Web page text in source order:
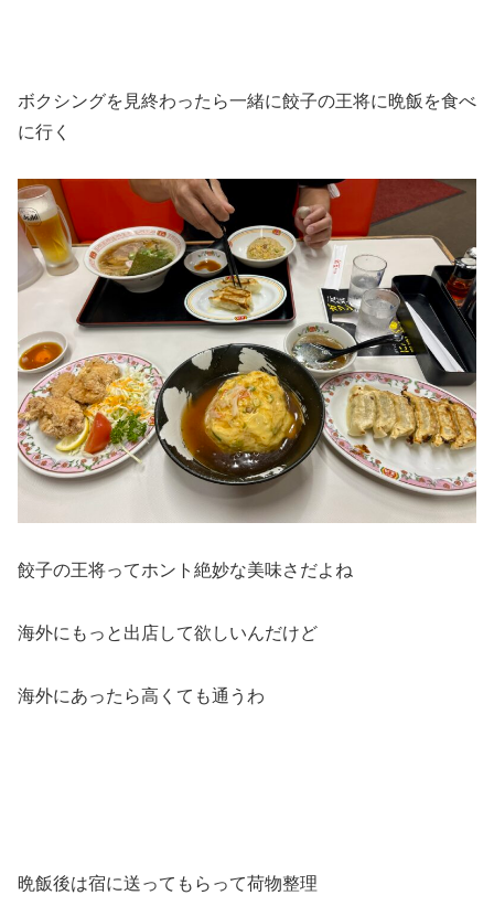
ボクシングを見終わったら一緒に餃子の王将に晩飯を食べ
に行く
餃子の王将ってホント絶妙な美味さだよね
海外にもっと出店して欲しいんだけど
海外にあったら高くても通うわ
晩飯後は宿に送ってもらって荷物整理